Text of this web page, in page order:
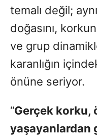
temalı değil;
doğasını,
ve grup
karanlığın
önüne seriyor.
“Gerçek korku,
yaşayanlardan